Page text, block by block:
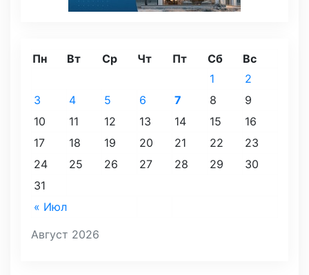
Август 2026
Пн Вт Ср Чт Пт Сб Вс
« Июл
1
2
3
4 5 6 7 8
9
10
11 12 13 14 15
16
17
18 19 20 21 22
23
24
25 26 27 28 29
30
31